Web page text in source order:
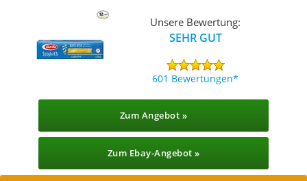
Unsere Bewertung:
SEHR GUT
601 Bewertungen
Zum Angebot »
Zum Ebay-Angebot »